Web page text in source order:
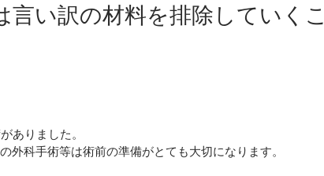
言い訳の材料を排除していくこ
ありました。
外科手術等は術前の準備がとても大切になります。